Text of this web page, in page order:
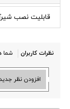
قابلیت نصب
نظرات کاربران شما
افزودن نظر